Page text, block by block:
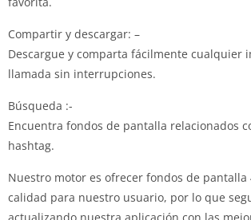
Compartir y descargar: –
Descargue y comparta fácilmente cualquier
llamada sin interrupciones.
Búsqueda :-
Encuentra fondos de pantalla relacionados
hashtag.
Nuestro motor es ofrecer fondos de pantalla
calidad para nuestro usuario, por lo que